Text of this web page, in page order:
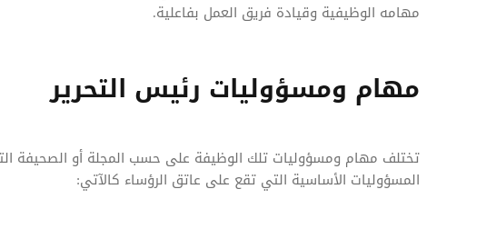
مهامه الوظيفية وقيادة فريق العمل بفاعلية.
مهام ومسؤوليات رئيس التحرير
تختلف مهام ومسؤوليات تلك الوظيفة على حسب المجلة أو الصحيفة
المسؤوليات الأساسية التي تقع على عاتق الرؤساء كالآتي: